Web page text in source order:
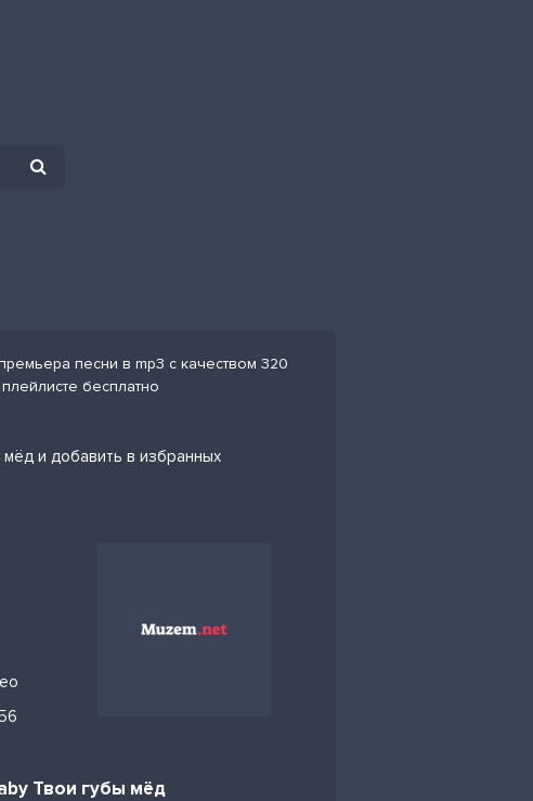
песни в mp3 с качеством 320
бесплатно
и добавить в избранных
Твои губы мёд